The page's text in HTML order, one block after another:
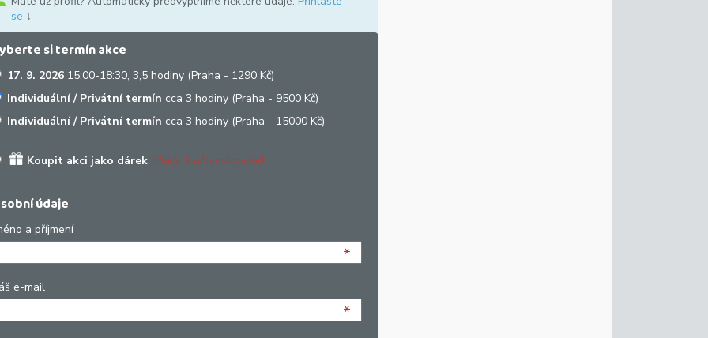
se ↓
si termín akce
17. 9. 2026 15:00-18:30, 3,5 hodiny (Praha - 1290 Kč)
Individuální / Privátní termín cca 3 hodiny (Praha - 9500 Kč)
Individuální / Privátní termín cca 3 hodiny (Praha - 15000 Kč)
Koupit akci jako dárek (dojde k přesměrování)
údaje
a příjmení
*
e-mail
*